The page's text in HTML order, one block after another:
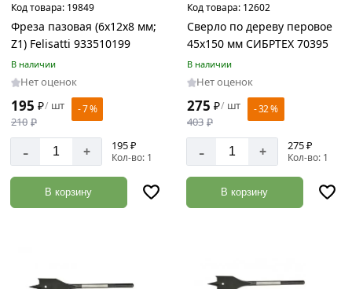
Страна
производства
Германия
Италия
Китай
Материал
Код товара: 19849
Фреза пазовая (6х12х8 мм;
Z1) Felisatti 933510199
В наличии
Нет оценок
195 ₽/ шт
210 ₽
- 7 %
- + 195 ₽
Кол-во: 1
В корзину
Код товара: 12602
Сверло по дереву перовое
45х150 мм СИБРТЕХ 70395
В наличии
Нет оценок
275 ₽/ шт
403 ₽
- 32 %
- + 275 ₽
Кол-во: 1
В корзину